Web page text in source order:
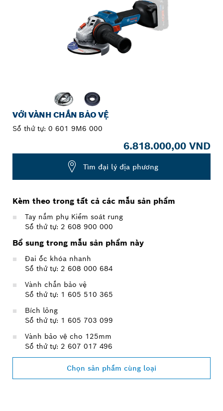
VỚI VÀNH CHẮN BẢO VỆ
Số thứ tự: 0 601 9M6 000
6.818.000,00 VND
Tìm đại lý địa phương
Kèm theo trong tất cả các mẫu sản phẩm
Tay nắm phụ Kiểm soát rung
Số thứ tự: 2 608 900 000
Bổ sung trong mẫu sản phẩm này
Đai ốc khóa nhanh
Số thứ tự: 2 608 000 684
Vành chắn bảo vệ
Số thứ tự: 1 605 510 365
Bích lỏng
Số thứ tự: 1 605 703 099
Vành bảo vệ cho 125mm
Số thứ tự: 2 607 017 496
Chọn sản phẩm cùng loại